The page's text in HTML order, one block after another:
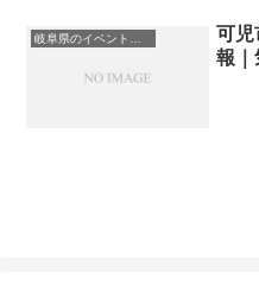
岐阜県のイベント会場一覧
可児
報｜